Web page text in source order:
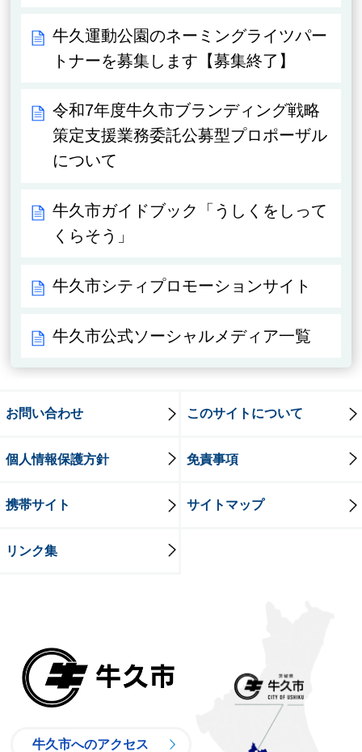
牛久運動公園のネーミングライツパー
トナーを募集します【募集終了】
令和7年度牛久市ブランディング戦略
策定支援業務委託公募型プロポーザル
について
牛久市ガイドブック「うしくをしって
くらそう」
牛久市シティプロモーションサイト
牛久市公式ソーシャルメディア一覧
お問い合わせ このサイトについて
個人情報保護方針 免責事項
携帯サイト サイトマップ
リンク集
牛久市へのアクセス